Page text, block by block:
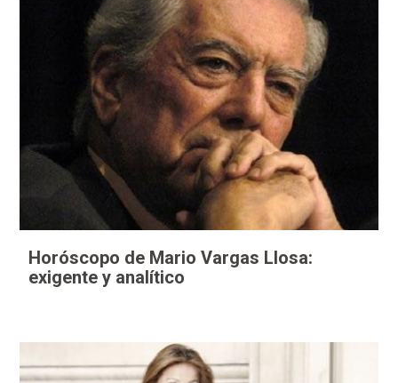
Horóscopo de Mario Vargas Llosa:
exigente y analítico